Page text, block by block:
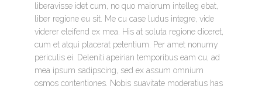
liberavisse idet cum, no quo maiorum intelleg ebat,
liber regione eu sit. Me cu case ludus integre, vide
viderer eleifend ex mea. His at soluta regione diceret,
cum et atqui placerat petentium. Per amet nonumy
periculis ei. Deleniti apeirian temporibus eam cu, ad
mea ipsum sadipscing, sed ex assum omnium
osmos contentiones. Nobis suavitate moderatius has